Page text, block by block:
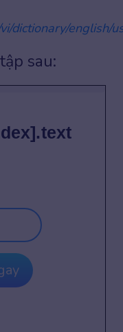
dictionary/english/
sau: